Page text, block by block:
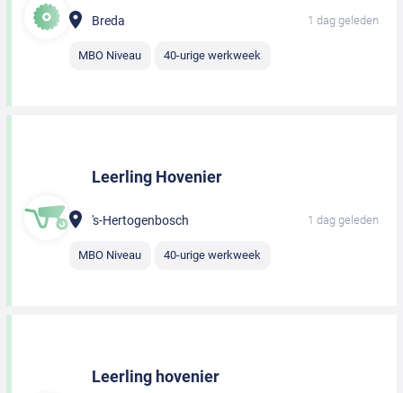
Breda 1 dag geleden
MBO Niveau 40-urige werkweek
Leerling Hovenier
's-Hertogenbosch 1 dag geleden
MBO Niveau 40-urige werkweek
Leerling hovenier